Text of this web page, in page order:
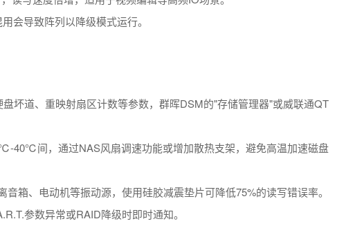
会导致阵列以降级模式运行。
坏道、重映射扇区计数等参数，群晖DSM的"存储管理器"或威联通QT
40℃间，通过NAS风扇调速功能或增加散热支架，避免高温加速磁盘
音箱、电动机等振动源，使用硅胶减震垫片可降低75%的读写错误率。
参数异常或RAID降级时即时通知。